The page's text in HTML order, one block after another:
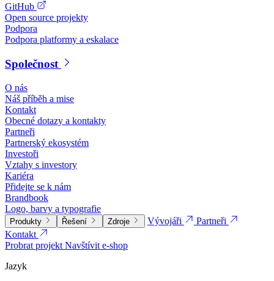
GitHub
Open source projekty
Podpora
Podpora platformy a eskalace
Společnost
O nás
Náš příběh a mise
Kontakt
Obecné dotazy a kontakty
Partneři
Partnerský ekosystém
Investoři
Vztahy s investory
Kariéra
Přidejte se k nám
Brandbook
Logo, barvy a typografie
Produkty Řešení Zdroje Vývojáři
Partneři
Kontakt
Probrat projektNavštívit e-shop
Jazyk